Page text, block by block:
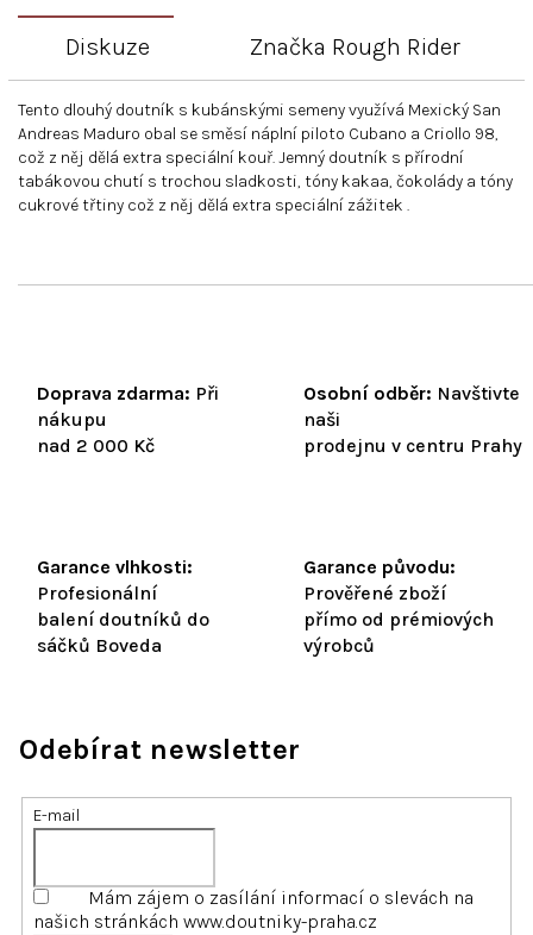
Doprava zdarma: Při
nákupu
nad 2 000 Kč
Osobní odběr: Navštivte
naši
prodejnu v centru Prahy
Garance vlhkosti:
Profesionální
balení doutníků do
sáčků Boveda
Garance původu:
Prověřené zboží
přímo od prémiových
výrobců
Diskuze Značka Rough Rider
Tento dlouhý doutník s kubánskými semeny využívá Mexický San
Andreas Maduro obal se směsí náplní piloto Cubano a Criollo 98,
což z něj dělá extra speciální kouř. Jemný doutník s přírodní
tabákovou chutí s trochou sladkosti, tóny kakaa, čokolády a tóny
cukrové třtiny což z něj dělá extra speciální zážitek .
Odebírat newsletter
E-mail
Mám zájem o zasílání informací o slevách na
našich stránkách www.doutniky-praha.cz